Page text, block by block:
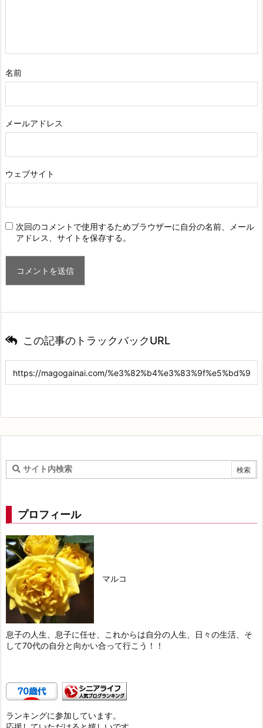
名前
メールアドレス
ウェブサイト
次回のコメントで使用するためブラウザーに自分の名前、メール
アドレス、サイトを保存する。
この記事のトラックバックURL
プロフィール
マルコ
息子の人生、息子に任せ、これからは自分の人生、日々の生活、そ
して70代の自分と向かい合って行こう！！
ランキングに参加しています。